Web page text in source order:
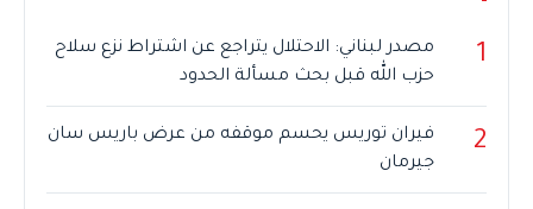
1
مصدر لبناني: الاحتلال يتراجع عن اشتراط نزع سلاح
حزب الله قبل بحث مسألة الحدود
2
فيران توريس يحسم موقفه من عرض باريس سان
جيرمان